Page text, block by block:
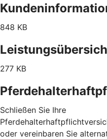
848 KB
277 KB
Schließen Sie Ihre
oder vereinbaren Sie